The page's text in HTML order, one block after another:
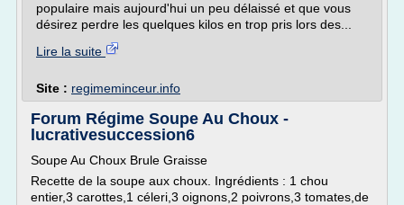
populaire mais aujourd'hui un peu délaissé et que vous
désirez perdre les quelques kilos en trop pris lors des...
Lire la suite
Site : regimeminceur.info
Forum Régime Soupe Au Choux -
lucrativesuccession6
Soupe Au Choux Brule Graisse
Recette de la soupe aux choux. Ingrédients : 1 chou
entier,3 carottes,1 céleri,3 oignons,2 poivrons,3 tomates,de